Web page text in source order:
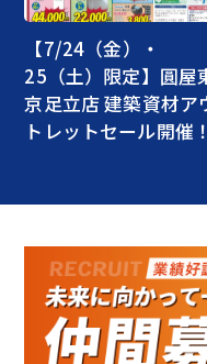
【7/24（金）・
25（土）限定】圓屋
京足立店 建築資材ア
トレットセール開催！